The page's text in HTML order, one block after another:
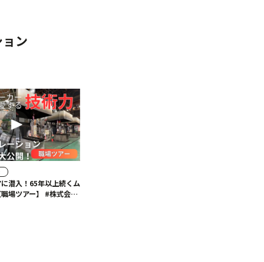
ン
潜入！65年以上続くム
ー】 #株式会社